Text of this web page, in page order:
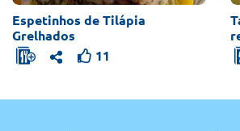
Espetinhos de Tilápia
Grelhados
11